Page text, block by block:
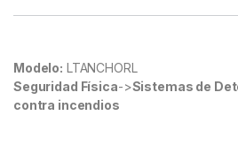
Modelo: LTANCHORL
Seguridad Física->Sistemas de
contra incendios